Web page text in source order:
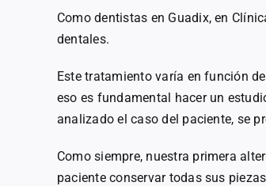
Como dentistas en Guadix, en
dentales.
Este tratamiento varía en función
eso es fundamental hacer un
analizado el caso del paciente, se
Como siempre, nuestra primera
paciente conservar todas sus